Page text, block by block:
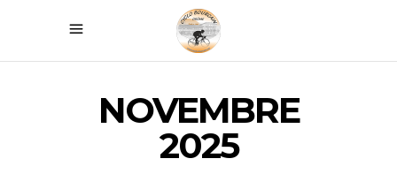
NOVEMBRE
2025